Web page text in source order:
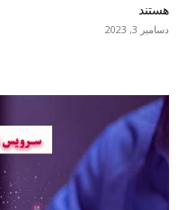
هستند
دسامبر 3, 2023